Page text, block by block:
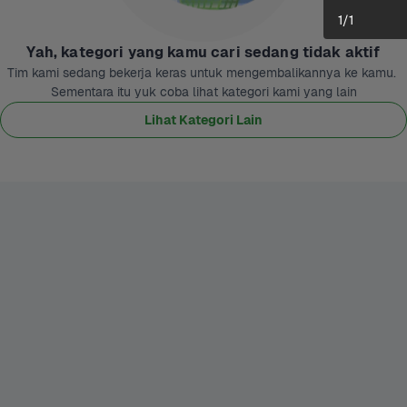
Yah, kategori yang kamu cari sedang tidak aktif
Tim kami sedang bekerja keras untuk mengembalikannya ke kamu.
Sementara itu yuk coba lihat kategori kami yang lain
Lihat Kategori Lain
1/1